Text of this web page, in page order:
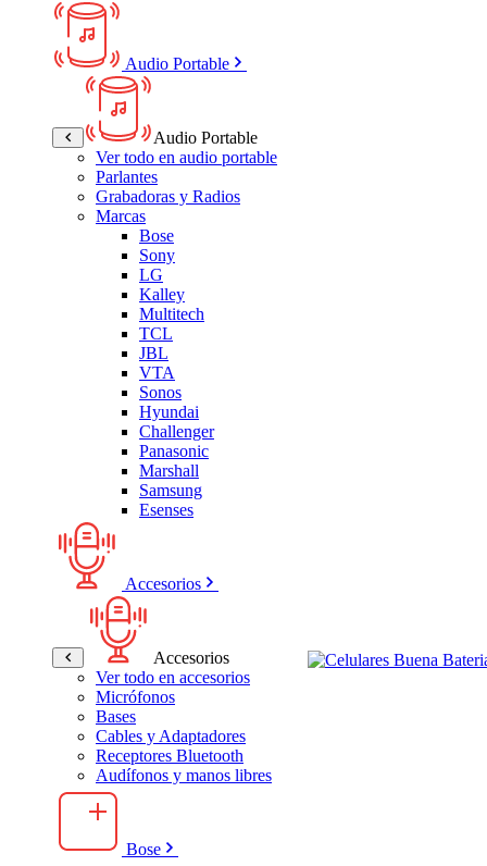
Audio Portable
Audio Portable
Ver todo en audio portable
Parlantes
Grabadoras y Radios
Marcas
Bose
Sony
LG
Kalley
Multitech
TCL
JBL
VTA
Sonos
Hyundai
Challenger
Panasonic
Marshall
Samsung
Esenses
Accesorios
Accesorios
Ver todo en accesorios
Micrófonos
Bases
Cables y Adaptadores
Receptores Bluetooth
Audífonos y manos libres
Bose